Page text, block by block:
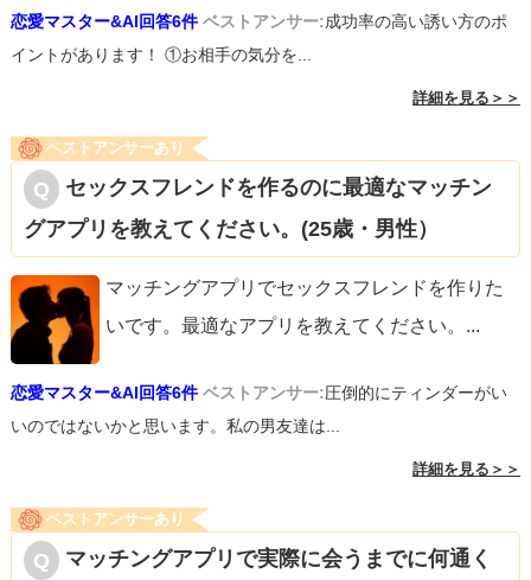
恋愛マスター&AI回答6件 ベストアンサー:成功率の高い誘い方のポ
イントがあります！ ①お相手の気分を...
詳細を見る＞＞
ベストアンサーあり
セックスフレンドを作るのに最適なマッチン
グアプリを教えてください。(25歳・男性）
マッチングアプリでセックスフレンドを作りた
いです。最適なアプリを教えてください。 ...
恋愛マスター&AI回答6件 ベストアンサー:圧倒的にティンダーがい
いのではないかと思います。私の男友達は...
詳細を見る＞＞
ベストアンサーあり
マッチングアプリで実際に会うまでに何通く